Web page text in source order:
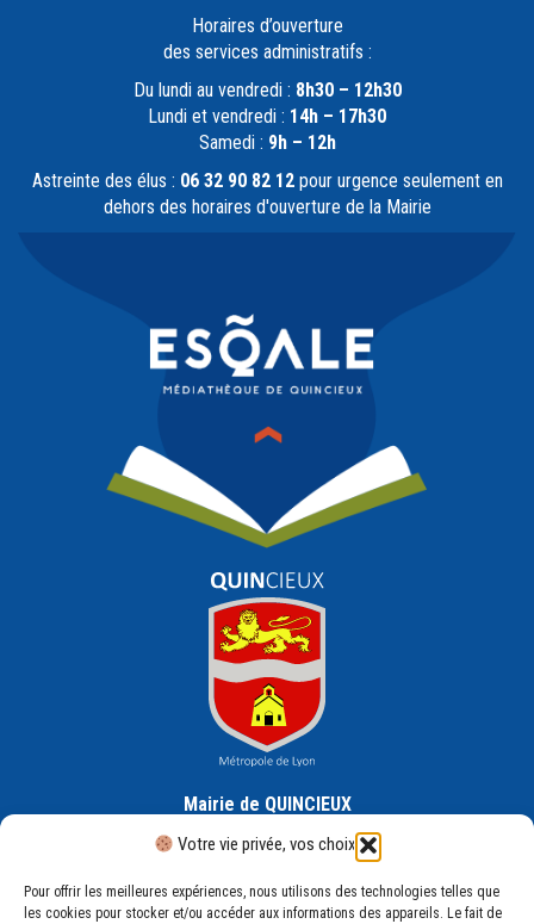
Votre vie privée, vos choix
Pour offrir les meilleures expériences, nous utilisons des technologies telles que
les cookies pour stocker et/ou accéder aux informations des appareils. Le fait de
Horaires d’ouverture
des services administratifs :
Du lundi au vendredi : 8h30 – 12h30
Lundi et vendredi : 14h – 17h30
Samedi : 9h – 12h
Astreinte des élus : 06 32 90 82 12pour urgence seulement en
dehors des horaires d'ouverture de la Mairie
Mairie de QUINCIEUX
30 Rue de la République, 69650 Quincieux